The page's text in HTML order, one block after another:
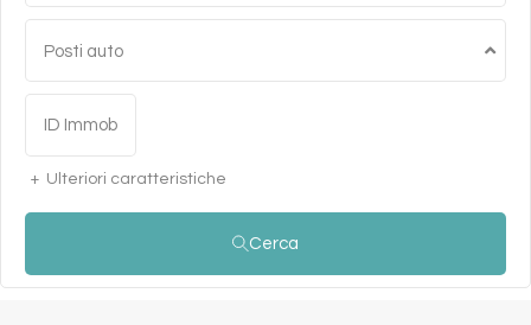
Posti auto
Ulteriori caratteristiche
Cerca